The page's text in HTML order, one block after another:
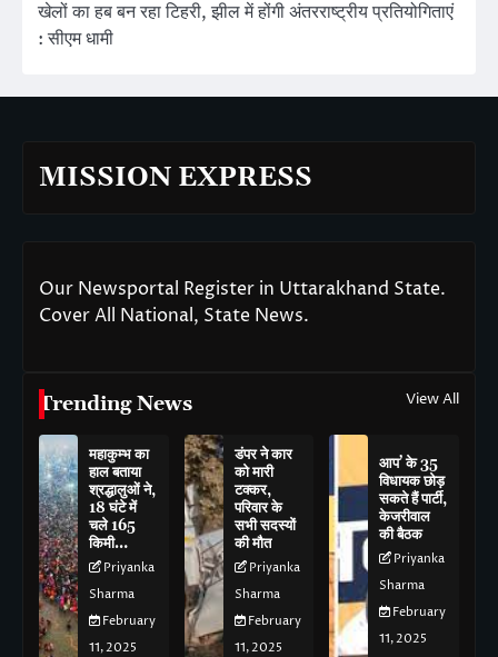
खेलों का हब बन रहा टिहरी, झील में होंगी अंतरराष्ट्रीय प्रतियोगिताएं
: सीएम धामी
MISSION EXPRESS
Our Newsportal Register in Uttarakhand State.
Cover All National, State News.
Trending News View All
महाकुम्भ का
हाल बताया
श्रद्धालुओं ने,
18 घंटे में
चले 165
किमी…
Priyanka
Sharma
February
11, 2025
डंपर ने कार
को मारी
टक्कर,
परिवार के
सभी सदस्यों
की मौत
Priyanka
Sharma
February
11, 2025
आप’ के 35
विधायक छोड़
सकते हैं पार्टी,
केजरीवाल
की बैठक
Priyanka
Sharma
February
11, 2025